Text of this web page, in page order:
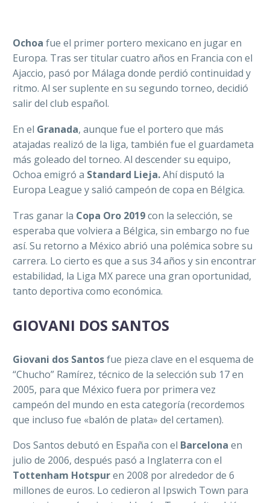
Ochoa fue el primer portero mexicano en jugar en
Europa. Tras ser titular cuatro años en Francia con el
Ajaccio, pasó por Málaga donde perdió continuidad y
ritmo. Al ser suplente en su segundo torneo, decidió
salir del club español.
En el Granada, aunque fue el portero que más
atajadas realizó de la liga, también fue el guardameta
más goleado del torneo. Al descender su equipo,
Ochoa emigró a Standard Lieja.Ahí disputó la
Europa League y salió campeón de copa en Bélgica.
Tras ganar la Copa Oro 2019con la selección, se
esperaba que volviera a Bélgica, sin embargo no fue
así. Su retorno a México abrió una polémica sobre su
carrera. Lo cierto es que a sus 34 años y sin encontrar
estabilidad, la Liga MX parece una gran oportunidad,
tanto deportiva como económica.
GIOVANI DOS SANTOS
Giovani dos Santosfue pieza clave en el esquema de
“Chucho” Ramírez, técnico de la selección sub 17 en
2005, para que México fuera por primera vez
campeón del mundo en esta categoría (recordemos
que incluso fue «balón de plata» del certamen).
Dos Santos debutó en España con el Barcelona en
julio de 2006, después pasó a Inglaterra con el
Tottenham Hotspuren 2008 por alrededor de 6
millones de euros. Lo cedieron al Ipswich Town para